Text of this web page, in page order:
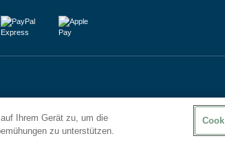
Ihrem Gerät zu, um die
zu unterstützen.